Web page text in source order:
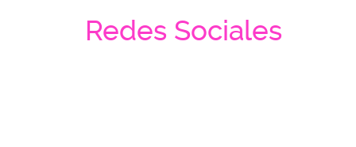
Redes Sociales